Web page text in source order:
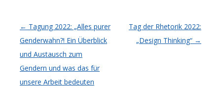
Artikel-Navigation
← Tagung 2022: „Alles purer
Genderwahn?! Ein Überblick
und Austausch zum
Gendern und was das für
unsere Arbeit bedeuten
Tag der Rhetorik 2022:
„Design Thinking“ →